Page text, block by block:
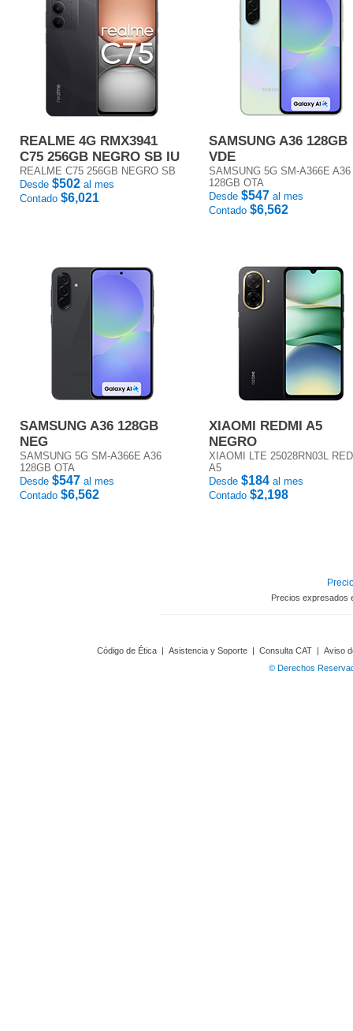
REALME 4G RMX3941
C75 256GB NEGRO SB IU
REALME C75 256GB NEGRO SB
Desde $502 al mes
Contado $6,021
SAMSUNG A36 128GB
VDE
SAMSUNG 5G SM-A366E A36
128GB OTA
Desde $547 al mes
Contado $6,562
SAMSUNG A36 128GB
NEG
SAMSUNG 5G SM-A366E A36
128GB OTA
Desde $547 al mes
Contado $6,562
XIAOMI REDMI A5
NEGRO
XIAOMI LTE 25028RN03L
A5
Desde $184 al mes
Contado $2,198
Precios expresados
Código de Ética | Asistencia y Soporte | Consulta CAT | Aviso
© Derechos